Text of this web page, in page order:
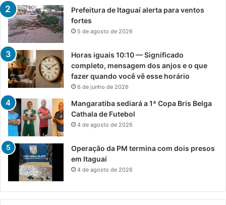
Prefeitura de Itaguaí alerta para ventos
fortes
5 de agosto de 2026
Horas iguais 10:10 — Significado
completo, mensagem dos anjos e o que
fazer quando você vê esse horário
6 de junho de 2026
Mangaratiba sediará a 1ª Copa Bris Belga
Cathala de Futebol
4 de agosto de 2026
Operação da PM termina com dois presos
em Itaguaí
4 de agosto de 2026